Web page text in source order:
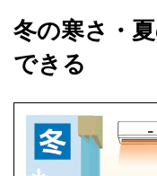
冬の寒さ・
できる